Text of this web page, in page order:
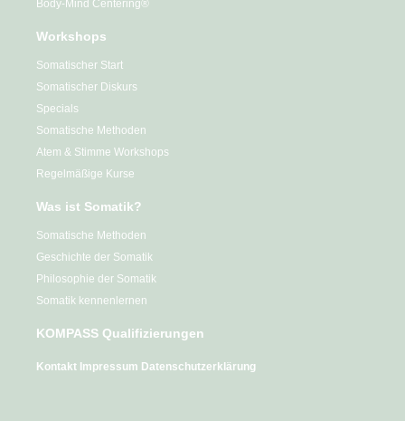
Body-Mind Centering®
Workshops
Somatischer Start
Somatischer Diskurs
Specials
Somatische Methoden
Atem & Stimme Workshops
Regelmäßige Kurse
Was ist Somatik?
Somatische Methoden
Geschichte der Somatik
Philosophie der Somatik
Somatik kennenlernen
KOMPASS Qualifizierungen
Kontakt Impressum Datenschutzerklärung